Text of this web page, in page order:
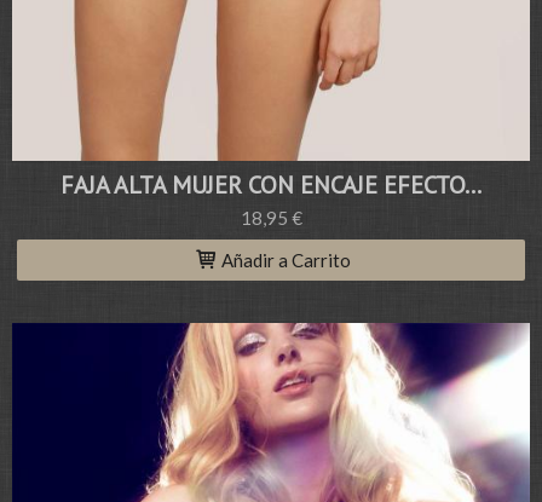
FAJA ALTA MUJER CON ENCAJE EFECTO...
18,95 €
Añadir a Carrito